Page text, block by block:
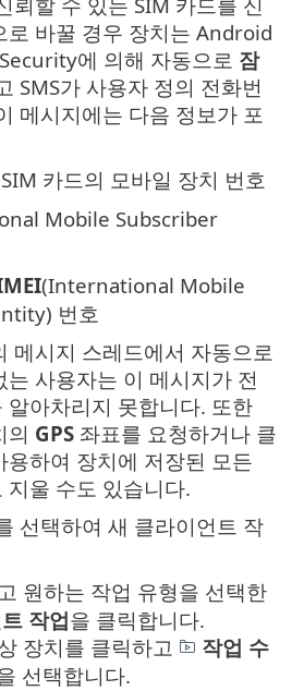
로 바꿀 경우 장치는 Android
에 의해 자동으로 잠
SMS가 사용자 정의 전화번
메시지에는 다음 정보가 포
카드의 모바일 장치 번호
Mobile Subscriber
(International Mobile
번호
메시지 스레드에서 자동으로
사용자는 이 메시지가 전
알아차리지 못합니다. 또한
의 GPS 좌표를 요청하거나 클
용하여 장치에 저장된 모든
울 수도 있습니다.
선택하여 새 클라이언트 작
원하는 작업 유형을 선택한
작업을 클릭합니다.
장치를 클릭하고
작업 수
선택합니다.